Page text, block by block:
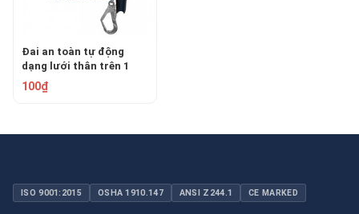
Đai an toàn tự động
dạng lưới thân trên 1
móc COVB-B002
100₫
ISO 9001:2015 OSHA 1910.147 ANSI Z244.1 CE MARKED